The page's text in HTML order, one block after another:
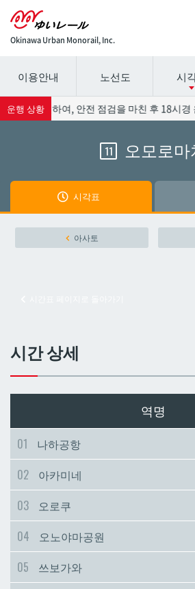
Okinawa Urban Monorail, Inc.
시간표 세부 정보의 방송국 이름을 선
나하공항
아사토
요금표에 대한 자세한 내용은 역 이름
나하공항
아사토
이용안내 노선도 시
운행 상황
과 관련하여, 안전 점검을 마친 후 18시경
11 오모로마
시각표
아사토
시간 상세
역명
01
나하공항
02
아카미네
03
오로쿠
04
오노야마공원
05
쓰보가와